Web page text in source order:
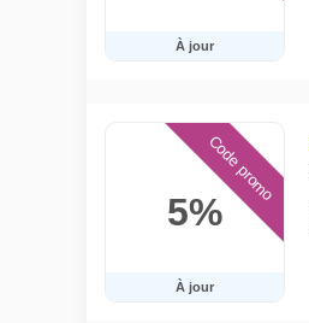
À jour
5%
À jour
Code promo